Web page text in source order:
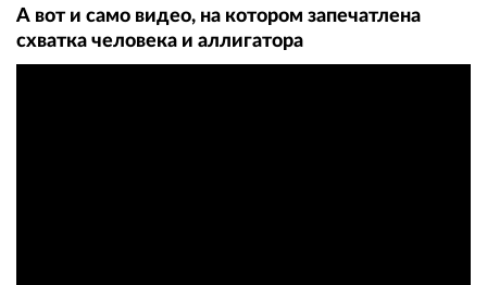
А вот и само видео, на котором запечатлена
схватка человека и аллигатора